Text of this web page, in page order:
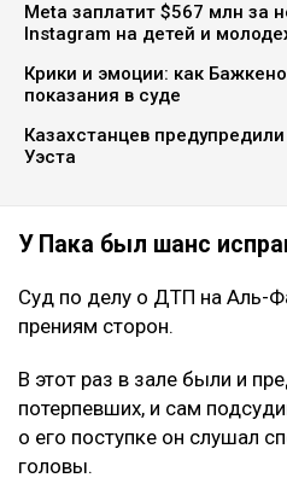
Meta заплатит $567 млн за
Instagram на детей и
Крики и эмоции: как
показания в суде
Казахстанцев
Уэста
У Пака был шанс
Суд по делу о ДТП на Аль-
прениям сторон.
В этот раз в зале были и
потерпевших, и сам
о его поступке он слушал
головы.